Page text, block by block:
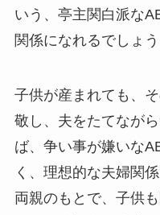
いう、亭主関白派な
関係になれるでしょう
子供が産まれても、
敬し、夫をたてなが
ば、争い事が嫌いな
く、理想的な夫婦関
両親のもとで、子供